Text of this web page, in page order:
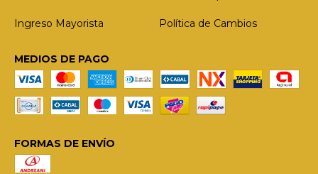
Ingreso Mayorista Política de Cambios
MEDIOS DE PAGO
FORMAS DE ENVÍO